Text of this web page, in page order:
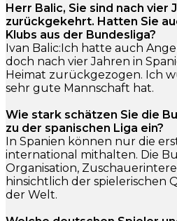
Herr Balic, Sie sind nach vier
zurückgekehrt. Hatten Sie
Klubs aus der Bundesliga?
Ivan Balic:Ich hatte auch
doch nach vier Jahren in
Heimat zurückgezogen. Ich
sehr gute Mannschaft hat.
Wie stark schätzen Sie die
zu der spanischen Liga ein?
In Spanien können nur die
international mithalten. Die
Organisation,
hinsichtlich der spielerischen
der Welt.